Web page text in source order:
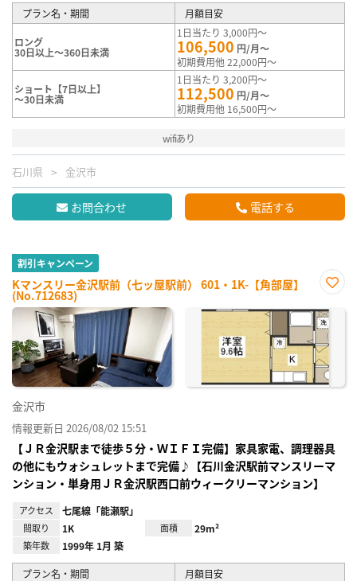
プラン名・期間 月額目安
ロング
30日以上～360日未満
1日当たり 3,000円～
106,500 円/月～
初期費用他 22,000円～
ショート【7日以上】
～30日未満
1日当たり 3,200円～
112,500 円/月～
初期費用他 16,500円～
wifiあり
石川県 金沢市
お問合わせ 電話する
割引キャンペーン
Kマンスリー金沢駅前（七ッ屋駅前） 601・1K-【角部屋】
(No.712683)
に入
り登
録
金沢市
情報更新日 2026/08/02 15:51
【ＪＲ金沢駅まで徒歩５分・ＷＩＦＩ完備】家具家電、調理器具
の他にもウォシュレットまで完備♪【石川金沢駅前マンスリーマ
ンション・単身用ＪＲ金沢駅西口前ウィークリーマンション】
アクセス 七尾線「能瀬駅」
間取り 1K 面積 29m²
築年数 1999年 1月 築
プラン名・期間 月額目安